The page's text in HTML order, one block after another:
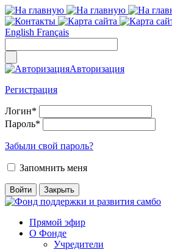
English Français
Авторизация
Регистрация
Логин*
Пароль*
Забыли свой пароль?
Запомнить меня
Прямой эфир
О Фонде
Учредители